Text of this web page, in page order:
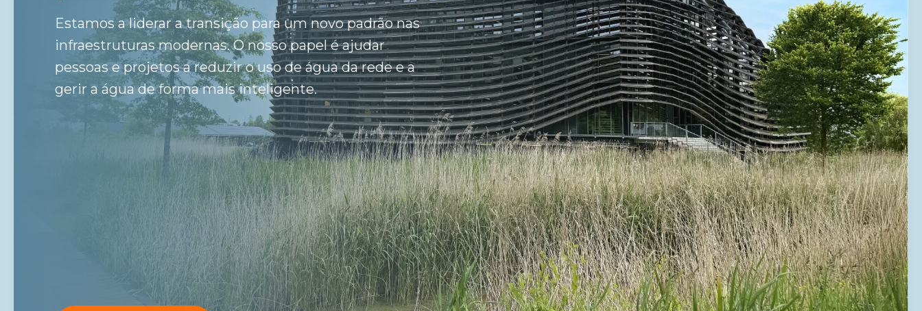
Estamos a liderar a transição para um novo padrão nas
infraestruturas modernas. O nosso papel é ajudar
pessoas e projetos a reduzir o uso de água da rede e a
gerir a água de forma mais inteligente.